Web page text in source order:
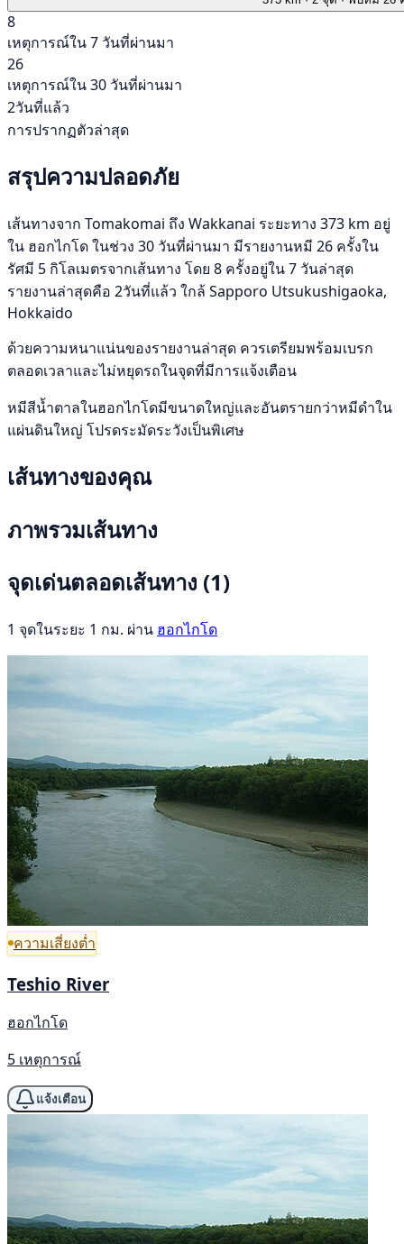
8
เหตุการณ์ใน 7 วันที่ผ่านมา
26
เหตุการณ์ใน 30 วันที่ผ่านมา
2วันที่แล้ว
การปรากฏตัวล่าสุด
สรุปความปลอดภัย
เส้นทางจาก Tomakomai ถึง Wakkanai ระยะทาง 373 km อยู่
ใน ฮอกไกโด ในช่วง 30 วันที่ผ่านมา มีรายงานหมี 26 ครั้งใน
รัศมี 5 กิโลเมตรจากเส้นทาง โดย 8 ครั้งอยู่ใน 7 วันล่าสุด
รายงานล่าสุดคือ 2วันที่แล้ว ใกล้ Sapporo Utsukushigaoka,
Hokkaido
ด้วยความหนาแน่นของรายงานล่าสุด ควรเตรียมพร้อมเบรก
ตลอดเวลาและไม่หยุดรถในจุดที่มีการแจ้งเตือน
หมีสีน้ำตาลในฮอกไกโดมีขนาดใหญ่และอันตรายกว่าหมีดำใน
แผ่นดินใหญ่ โปรดระมัดระวังเป็นพิเศษ
เส้นทางของคุณ
ภาพรวมเส้นทาง
จุดเด่นตลอดเส้นทาง (1)
1 จุดในระยะ 1 กม. ผ่าน ฮอกไกโด
ความเสี่ยงต่ำ
Teshio River
ฮอกไกโด
5 เหตุการณ์
แจ้งเตือน